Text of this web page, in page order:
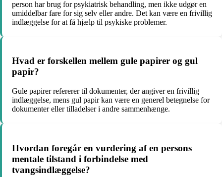
person har brug for psykiatrisk behandling, men ikke udgør en
umiddelbar fare for sig selv eller andre. Det kan være en frivillig
indlæggelse for at få hjælp til psykiske problemer.
Hvad er forskellen mellem gule papirer og gul
papir?
Gule papirer refererer til dokumenter, der angiver en frivillig
indlæggelse, mens gul papir kan være en generel betegnelse for
dokumenter eller tilladelser i andre sammenhænge.
Hvordan foregår en vurdering af en persons
mentale tilstand i forbindelse med
tvangsindlæggelse?